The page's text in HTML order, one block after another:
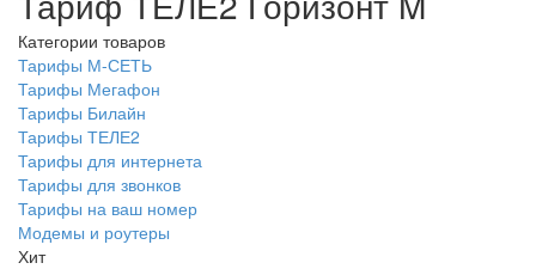
Категории товаров
Тарифы М-СЕТЬ
Тарифы Мегафон
Тарифы Билайн
Тарифы ТЕЛЕ2
Тарифы для интернета
Тарифы для звонков
Тарифы на ваш номер
Модемы и роутеры
Хит